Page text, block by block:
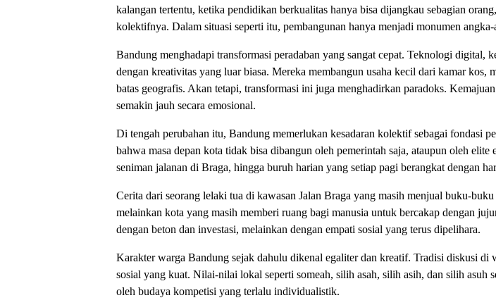
kalangan tertentu, ketika pendidikan berkualitas hanya bisa dijangkau sebagian
kolektifnya. Dalam situasi seperti itu, pembangunan hanya menjadi monumen
Bandung menghadapi transformasi peradaban yang sangat cepat. Teknologi
dengan kreativitas yang luar biasa. Mereka membangun usaha kecil dari kamar
batas geografis. Akan tetapi, transformasi ini juga menghadirkan paradoks.
semakin jauh secara emosional.
Di tengah perubahan itu, Bandung memerlukan kesadaran kolektif sebagai fondasi
bahwa masa depan kota tidak bisa dibangun oleh pemerintah saja, ataupun oleh
seniman jalanan di Braga, hingga buruh harian yang setiap pagi berangkat dengan
Cerita dari seorang lelaki tua di kawasan Jalan Braga yang masih menjual buku-
melainkan kota yang masih memberi ruang bagi manusia untuk bercakap dengan
dengan beton dan investasi, melainkan dengan empati sosial yang terus dipelihara.
Karakter warga Bandung sejak dahulu dikenal egaliter dan kreatif. Tradisi diskusi
sosial yang kuat. Nilai-nilai lokal seperti someah, silih asah, silih asih, dan silih
oleh budaya kompetisi yang terlalu individualistik.